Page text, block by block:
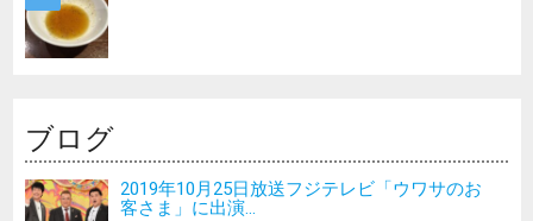
ブログ
2019年10月25日放送フジテレビ「ウワサのお
客さま」に出演...